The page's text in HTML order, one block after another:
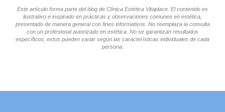
Este artículo forma parte del blog de Clínica Estética Vitaplace. El contenido es
ilustrativo e inspirado en prácticas y observaciones comunes en estética,
presentado de manera general con fines informativos. No reemplaza la consulta
con un profesional autorizado en estética. No se garantizan resultados
específicos; estos pueden variar según las características individuales de cada
persona.